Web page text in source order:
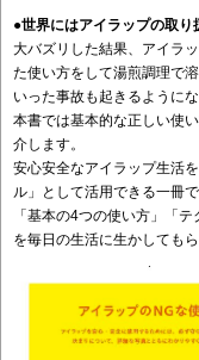
●世界にはアイラップの取り
大バズリした結果、アイラ
た使い方をして湯煎調理で
いった事故も起きるようにな
本書では基本的な正しい使
介します。
安心安全なアイラップ生活
ル」として活用できる一冊で
「基本の4つの使い方」「
を毎日の生活に生かしてもら